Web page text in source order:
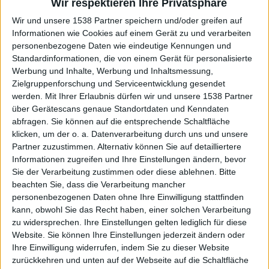
Wir respektieren Ihre Privatsphäre
Wir und unsere 1538 Partner speichern und/oder greifen auf
Informationen wie Cookies auf einem Gerät zu und verarbeiten
personenbezogene Daten wie eindeutige Kennungen und
Standardinformationen, die von einem Gerät für personalisierte
Werbung und Inhalte, Werbung und Inhaltsmessung,
Zielgruppenforschung und Serviceentwicklung gesendet
werden.
Mit Ihrer Erlaubnis dürfen wir und unsere 1538 Partner
über Gerätescans genaue Standortdaten und Kenndaten
abfragen. Sie können auf die entsprechende Schaltfläche
klicken, um der o. a. Datenverarbeitung durch uns und unsere
Partner zuzustimmen. Alternativ können Sie auf detailliertere
Informationen zugreifen und Ihre Einstellungen ändern, bevor
Sie der Verarbeitung zustimmen oder diese ablehnen.
Bitte
beachten Sie, dass die Verarbeitung mancher
personenbezogenen Daten ohne Ihre Einwilligung stattfinden
kann, obwohl Sie das Recht haben, einer solchen Verarbeitung
zu widersprechen. Ihre Einstellungen gelten lediglich für diese
Website. Sie können Ihre Einstellungen jederzeit ändern oder
Ihre Einwilligung widerrufen, indem Sie zu dieser Website
zurückkehren und unten auf der Webseite auf die Schaltfläche
Metal-Szene durch mehr als nur ein paar eigenständige
Momente. Klar, das ist kein Black Metal für
zwischendurch. Vielmehr ist “Brenndar Rústir & Fuðrandi
Fjörur” ein Gesamtkunstwerk für die Ewigkeit, denn es
dürfte eine Langzeitwirkung entfalten, über die man
aufgrund der hohen Originalität noch in einigen Jahren
sprechen wird. Ein künftiger Klassiker? Mit großer
Wahrscheinlichkeit.